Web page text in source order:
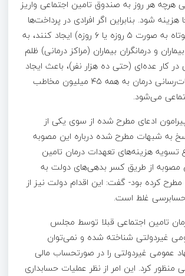
هر روز به صندوق تامین اجتماعی واریز
شود. بنابراین اگر افرادی در پرداخت‌ها
تاخیرهایی (ولو کوتاه به صورت ۵ روزه یا ۶ روزه) ایجاد کنند، به
و درمانگران بیماران (مراکز درمانی) ظلم
در کار عده‌ای (حتی ده هزار نفر)، باعث ایجاد
اخلال در امر خدمات‌رسانی درمان به همه ۴۵ میلیون مخاطب
می‌شود.
ادعای مطرح شده از سوی یکی از
به شبهات مطرح شده درباره این مصوبه
هزینه‌های تعهدات درمان تامین
مصوبه از طریق کسر بدهی‌های دولت به
مطرح کرده بود- گفت: این اقدام دولت نیز از
غلط است.
تامین اجتماعی قبلا توسط مجلس
غیردولتی شناخته شده و نمی‌توان
عمومی غیردولتی را در صورتحساب مالی
کرد. این امر از نظر عملیات حسابداری